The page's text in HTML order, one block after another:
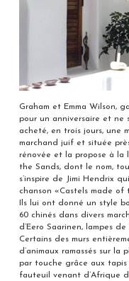
Graham et Emma Wilson,
pour un anniversaire et ne
acheté, en trois jours, une
marchand juif et située
rénovée et la propose à la
the Sands, dont le nom,
s’inspire de Jimi Hendrix
chanson «Castels made of
Ils lui ont donné un style
60 chinés dans divers
d’Eero Saarinen, lampes
Certains des murs
d’animaux ramassés sur
par touche grâce aux tapis
fauteuil venant d’Afrique